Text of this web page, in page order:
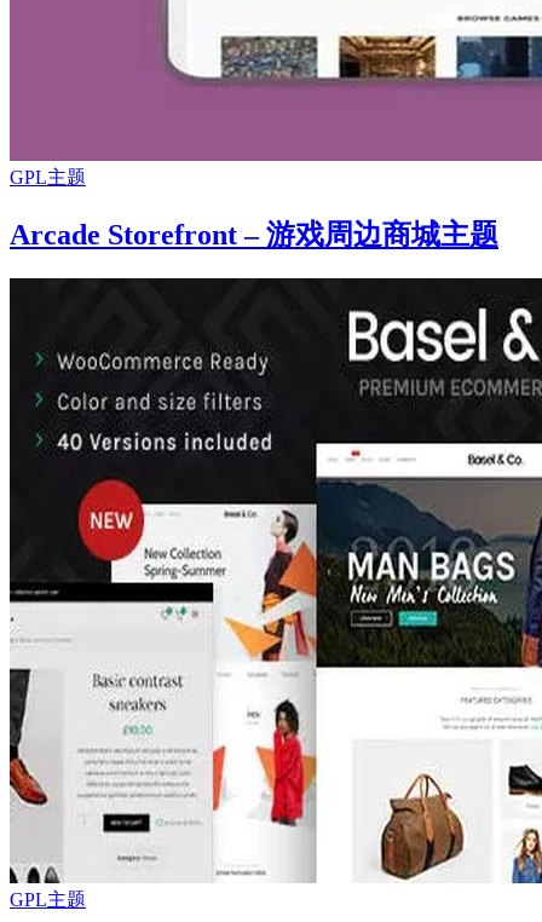
GPL主题
Arcade Storefront – 游戏周边商城主题
GPL主题